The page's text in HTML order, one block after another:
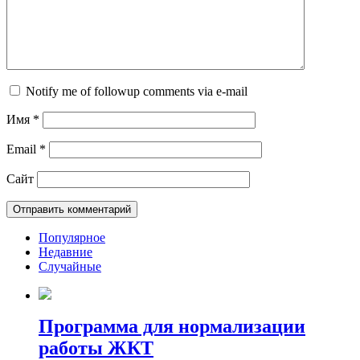
Notify me of followup comments via e-mail
Имя *
Email *
Сайт
Популярное
Недавние
Случайные
Программа для нормализации
работы ЖКТ